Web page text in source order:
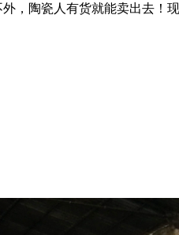
，陶瓷人有货就能卖出去